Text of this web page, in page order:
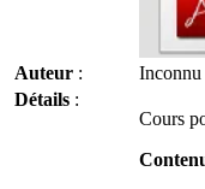
Auteur :
Inconnu
Détails :
Cours